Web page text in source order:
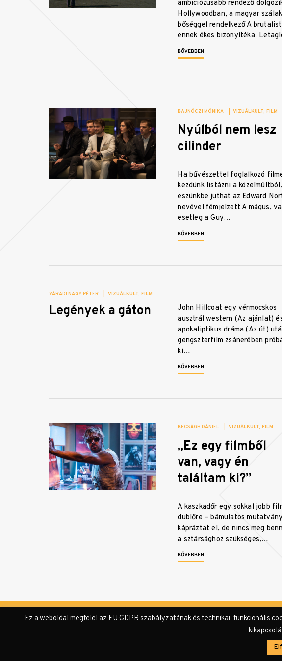
ambiciózusabb rendező
Hollywoodban, a magyar
bőséggel rendelkező A
ennek ékes bizonyítéka.
BŐVEBBEN
BAJNÓCZI MÓNIKA VIZUÁLKULT FILM
Nyúlból nem lesz
cilinder
Ha bűvészettel foglalkozó
kezdünk listázni a közelmúltból,
eszünkbe juthat az Edward
nevével fémjelzett A mágus,
esetleg a Guy…
BŐVEBBEN
VÁRADI NAGY PÉTER VIZUÁLKULT FILM
Legények a gáton
John Hillcoat egy vérmocskos
ausztrál western (Az ajánlat)
apokaliptikus dráma (Az út)
gengszterfilm zsánerében
ki…
BŐVEBBEN
BECSÁGH DÁNIEL VIZUÁLKULT FILM
„Ez egy filmből
van, vagy én
találtam ki?”
A kaszkadőr egy sokkal jobb
dublőre – bámulatos
kápráztat el, de nincs meg
a sztársághoz szükséges,…
BŐVEBBEN
Ez a weboldal megfelel az EU GDPR szabályzatának és technikai, funkcionális